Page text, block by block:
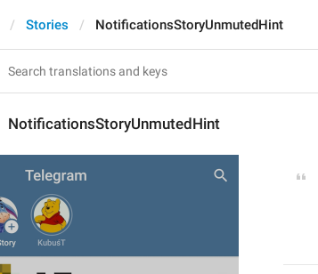
Stories NotificationsStoryUnmutedHint
NotificationsStoryUnmutedHint